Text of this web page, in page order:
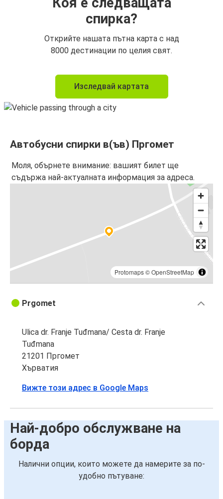
спирка?
Открийте нашата пътна карта с над
8000 дестинации по целия свят.
Изследвай картата
Автобусни спирки в(ъв) Пргомет
Моля, обърнете внимание: вашият билет ще
съдържа най-актуалната информация за адреса.
Protomaps©OpenStreetMap
Prgomet
Ulica dr. Franje Tuđmana/ Cesta dr. Franje
Tuđmana
21201 Пргомет
Хърватия
Вижте този адрес в Google Maps
Най-добро обслужване на
борда
Налични опции, които можете да намерите за по-
удобно пътуване: